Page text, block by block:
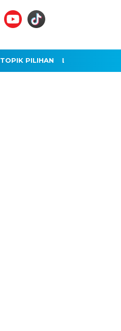
TOPIK PILIHAN LAINNYA